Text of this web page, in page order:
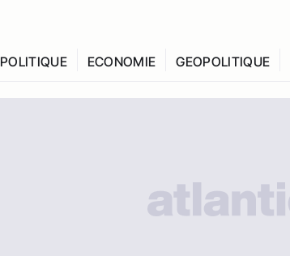
POLITIQUE ECONOMIE GEOPOLITIQUE